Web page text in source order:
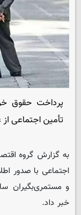
پرداخت حقوق
تأمین اجتماعی از عصر
به گزارش گروه
اجتماعی با صدور
خبر داد.